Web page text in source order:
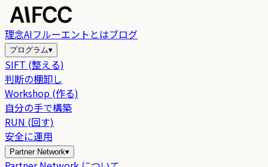
理念AIフルーエントとはブログ
プログラム▾
SIFT (整える)
判断の棚卸し
Workshop (作る)
自分の手で構築
RUN (回す)
安全に運用
Partner Network▾